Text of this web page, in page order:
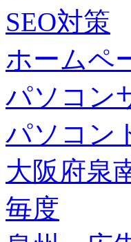
SEO対策
ホームペ
パソコン
パソコン
大阪府泉
毎度